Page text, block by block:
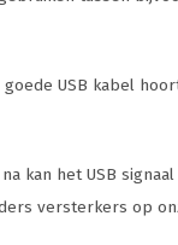
USB kabel
kan het USB
versterkers op